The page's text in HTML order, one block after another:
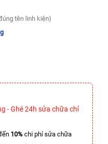
tên linh kiện)
- Ghé 24h sửa chữa chỉ
10% chi phí sửa chữa